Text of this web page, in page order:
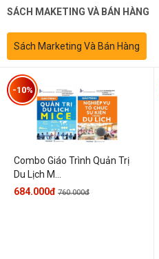
SÁCH MAKETING VÀ BÁN HÀNG
Sách Marketing Và Bán Hàng
Combo Giáo Trình Quản Trị
Du Lịch M...
-10%
684.000đ 760.000đ